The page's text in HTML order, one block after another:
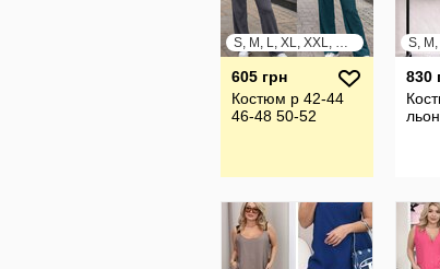
S, M, L, XL, XXL, XXXL
605 грн
Костюм р 42-44
46-48 50-52
S,
830
льон